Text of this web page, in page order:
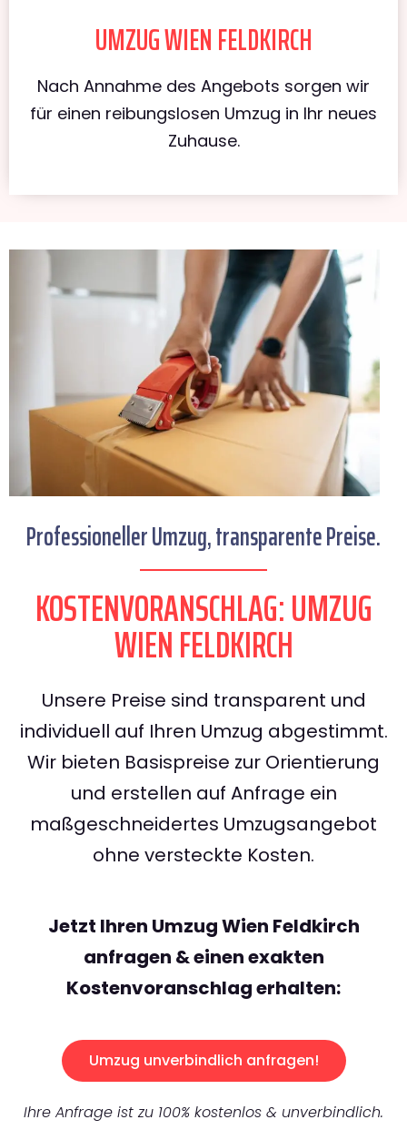
UMZUG WIEN FELDKIRCH
Nach Annahme des Angebots sorgen wir
für einen reibungslosen Umzug in Ihr neues
Zuhause.
Professioneller Umzug, transparente Preise.
KOSTENVORANSCHLAG: UMZUG
WIEN FELDKIRCH
Unsere Preise sind transparent und
individuell auf Ihren Umzug abgestimmt.
Wir bieten Basispreise zur Orientierung
und erstellen auf Anfrage ein
maßgeschneidertes Umzugsangebot
ohne versteckte Kosten.
Jetzt Ihren Umzug Wien Feldkirch
anfragen & einen exakten
Kostenvoranschlag erhalten:
Umzug unverbindlich anfragen!
Ihre Anfrage ist zu 100% kostenlos & unverbindlich.